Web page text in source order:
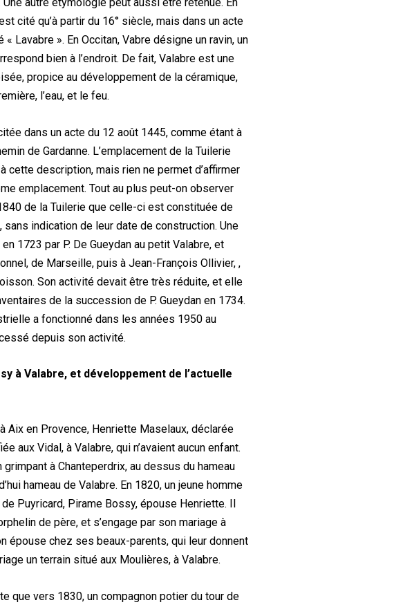
cité qu’à partir du 16° siècle, mais dans un acte
Lavabre ». En Occitan, Vabre désigne un ravin, un
bien à l’endroit. De fait, Valabre est une
propice au développement de la céramique,
l’eau, et le feu.
dans un acte du 12 août 1445, comme étant à
de Gardanne. L’emplacement de la Tuilerie
cette description, mais rien ne permet d’affirmer
emplacement. Tout au plus peut-on observer
de la Tuilerie que celle-ci est constituée de
indication de leur date de construction. Une
1723 par P. De Gueydan au petit Valabre, et
de Marseille, puis à Jean-François Ollivier, ,
Son activité devait être très réduite, et elle
de la succession de P. Gueydan en 1734.
a fonctionné dans les années 1950 au
depuis son activité.
à Valabre, et développement de l’actuelle
Aix en Provence, Henriette Maselaux, déclarée
aux Vidal, à Valabre, qui n’avaient aucun enfant.
à Chanteperdrix, au dessus du hameau
hameau de Valabre. En 1820, un jeune homme
Puyricard, Pirame Bossy, épouse Henriette. Il
de père, et s’engage par son mariage à
épouse chez ses beaux-parents, qui leur donnent
un terrain situé aux Moulières, à Valabre.
que vers 1830, un compagnon potier du tour de